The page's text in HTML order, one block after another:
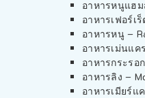
อาหารหนูแฮม
อาหารเฟอร์เ
อาหารหนู –
อาหารเม่นแค
อาหารกระรอ
อาหารลิง –
อาหารเมียร์แ